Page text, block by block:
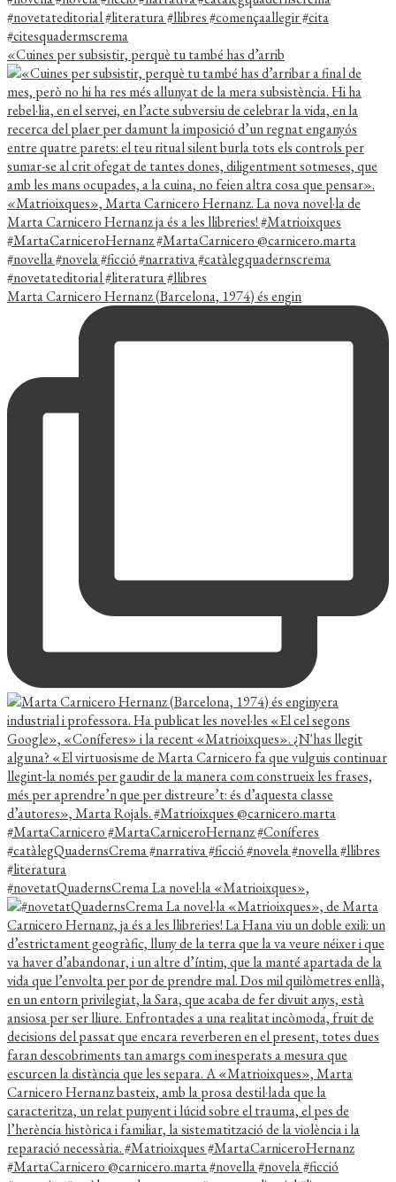
«Cuines per subsistir, perquè tu també has d’arrib
Marta Carnicero Hernanz (Barcelona, 1974) és engin
#novetatQuadernsCrema La novel·la «Matrioixques»,